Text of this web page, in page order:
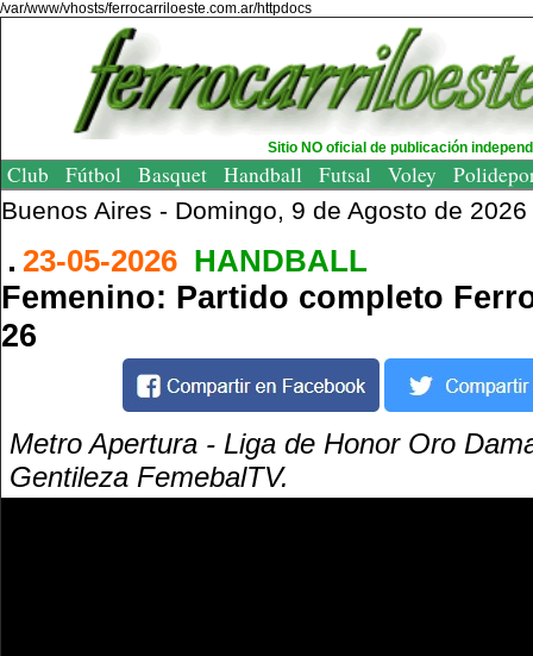
/var/www/vhosts/ferrocarriloeste.com.ar/httpdocs
Sitio NO oficial de publicación
Club Fútbol Basquet Handball Futsal Voley
Buenos Aires - Domingo, 9 de Agosto de 2026
23-05-2026 HANDBALL
Femenino: Partido completo
26
Metro Apertura - Liga de Honor Oro
Gentileza FemebalTV.